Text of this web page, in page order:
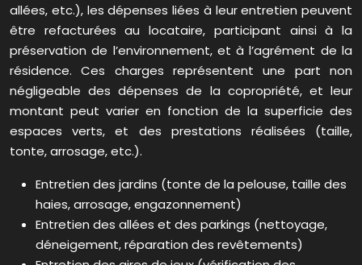
allées, etc.), les dépenses liées à leur entretien peuvent
être refacturées au locataire, participant ainsi à la
préservation de l’environnement, et à l’agrément de la
résidence. Ces charges représentent une part non
négligeable des dépenses de la copropriété, et leur
montant peut varier en fonction de la superficie des
espaces verts, et des prestations réalisées (taille,
tonte, arrosage, etc.).
Entretien des jardins (tonte de la pelouse, taille des
haies, arrosage, engazonnement)
Entretien des allées et des parkings (nettoyage,
déneigement, réparation des revêtements)